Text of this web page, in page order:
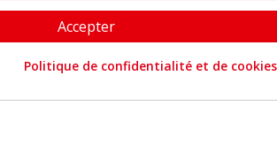
Accepter
Politique de confidentialité et de cookies